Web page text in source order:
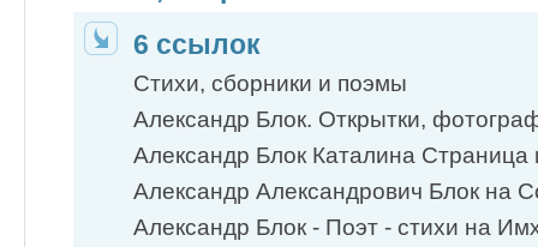
6 ссылок
Стихи, сборники и поэмы
Александр Блок. Открытки,
Александр Блок Каталина Страница
Александр Александрович Блок на
Александр Блок - Поэт - стихи на